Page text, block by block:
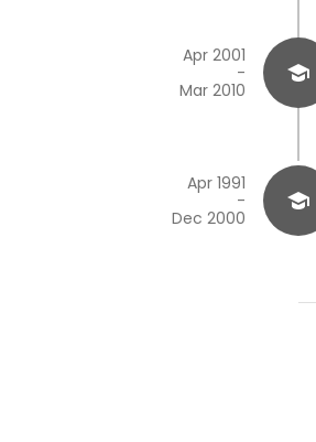
Apr 2001
-
Mar 2010
Apr 1991
-
Dec 2000